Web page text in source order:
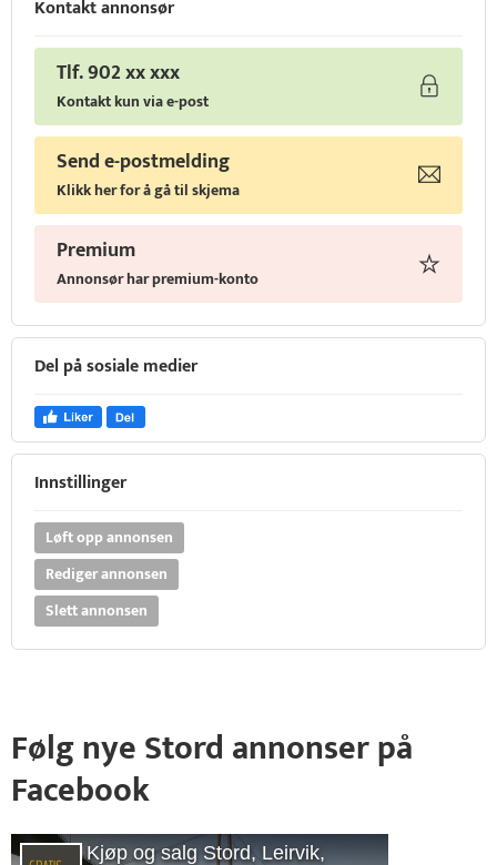
Kontakt annonsør
Tlf. 902 xx xxx
Kontakt kun via e-post
Send e-postmelding
Klikk her for å gå til skjema
Premium
Annonsør har premium-konto
Del på sosiale medier
Innstillinger
Løft opp annonsen
Rediger annonsen
Slett annonsen
Følg nye Stord annonser på
Facebook
Kjøp og salg Stord, Leirvik,